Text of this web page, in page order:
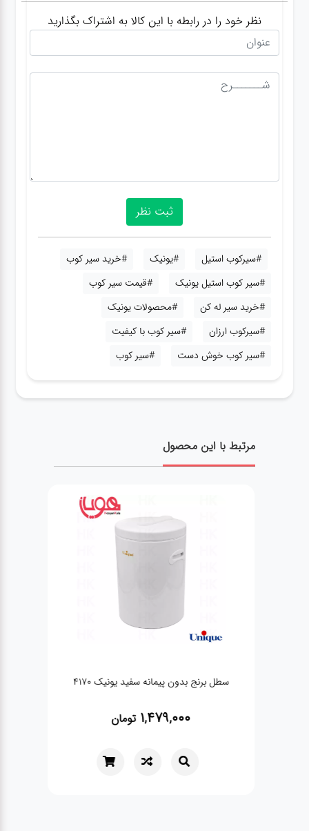
نظر خود را در رابطه با این کالا به اشتراک بگذارید
#سیرکوب استیل #یونیک
#خرید سیر کوب
#سیر کوب استیل یونیک
#قیمت سیر کوب
#خرید سیر له کن
#محصولات یونیک
#سیرکوب ارزان
#سیر کوب با کیفیت
#سیر کوب خوش دست
#سیر کوب
مرتبط با این محصول
سطل برنج بدون پیمانه سفید یونیک 4170
1,479,000 تومان